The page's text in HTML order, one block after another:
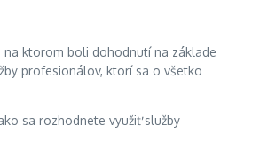
na ktorom boli dohodnutí na základe
profesionálov, ktorí sa o všetko
sa rozhodnete využiť služby